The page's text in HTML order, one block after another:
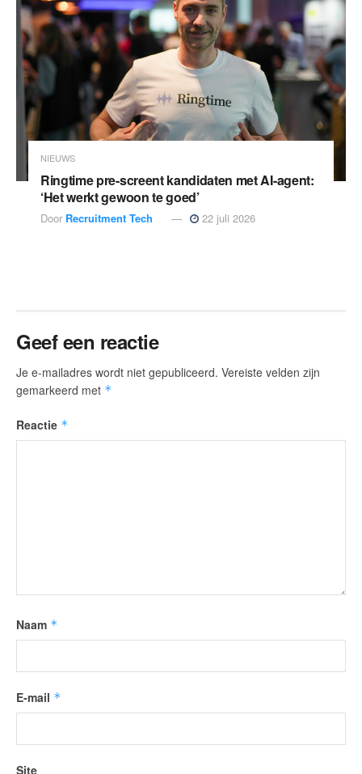
NIEUWS
Ringtime pre-screent kandidaten met AI-agent:
‘Het werkt gewoon te goed’
Door Recruitment Tech 22 juli 2026
Geef een reactie
Je e-mailadres wordt niet gepubliceerd. Vereiste velden zijn
gemarkeerd met *
Reactie *
Naam *
E-mail *
Site